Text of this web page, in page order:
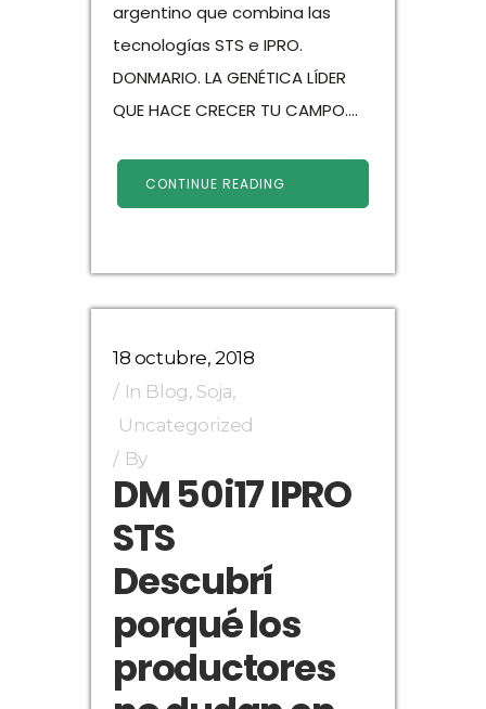
argentino que combina las
tecnologías STS e IPRO.
DONMARIO. LA GENÉTICA LÍDER
QUE HACE CRECER TU CAMPO....
CONTINUE READING
18 octubre, 2018
In Blog, Soja,
Uncategorized
By
DM 50i17 IPRO
STS
Descubrí
porqué los
productores